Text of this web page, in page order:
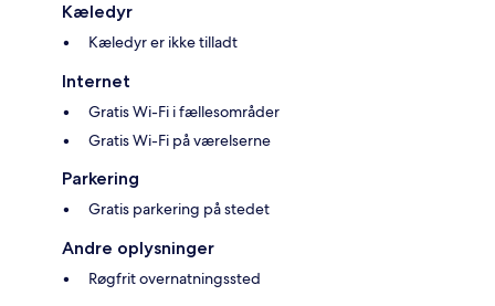
Kæledyr
Kæledyr er ikke tilladt
Internet
Gratis Wi-Fi i fællesområder
Gratis Wi-Fi på værelserne
Parkering
Gratis parkering på stedet
Andre oplysninger
Røgfrit overnatningssted